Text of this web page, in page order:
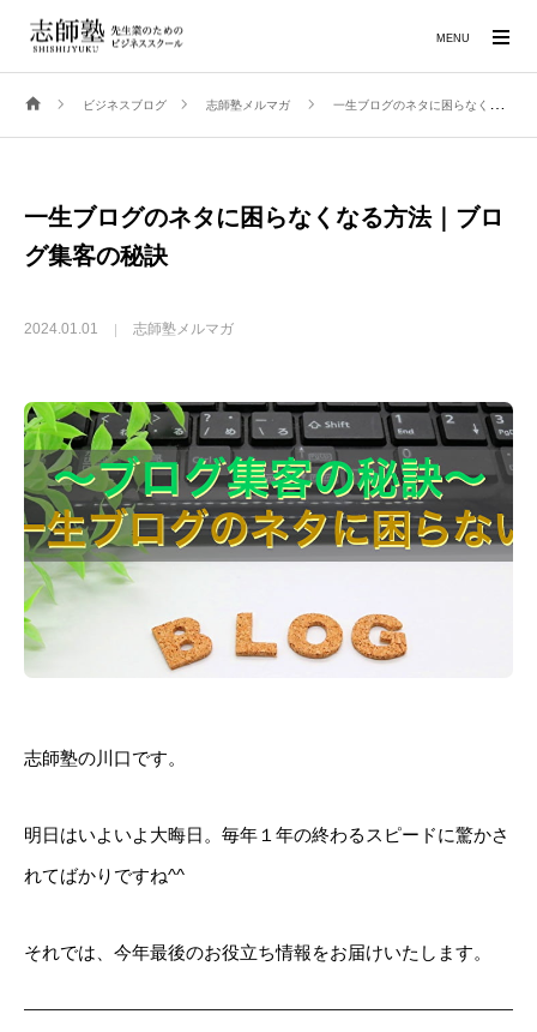
ビジネスブログ 志師塾メルマガ 一生ブログのネタに困らなくなる方法｜ブログ集客の秘訣
一生ブログのネタに困らなくなる方法｜ブロ
グ集客の秘訣
2024.01.01 志師塾メルマガ
志師塾の川口です。
明日はいよいよ大晦日。毎年１年の終わるスピードに驚かさ
れてばかりですね^^
それでは、今年最後のお役立ち情報をお届けいたします。
MENU